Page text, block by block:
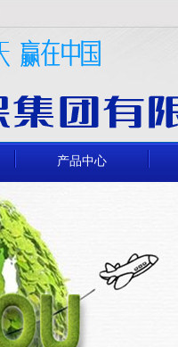
产品中心